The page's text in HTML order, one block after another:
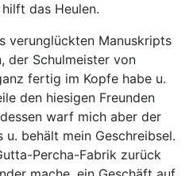
das Heulen.
verunglückten Manuskripts
der Schulmeister von
fertig im Kopfe habe u.
den hiesigen Freunden
warf mich aber der
u. behält mein Geschreibsel.
Percha-Fabrik zurück